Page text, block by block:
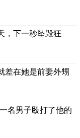
，下一秒坠毁狂
差在她是前妻外甥
名男子殴打了他的